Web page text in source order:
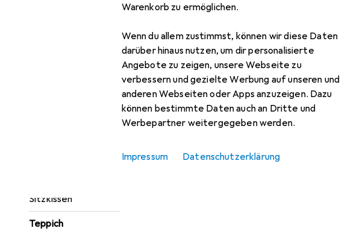
Warenkorb zu ermöglichen.
Wenn du allem zustimmst, können wir diese Daten
darüber hinaus nutzen, um dir personalisierte
Angebote zu zeigen, unsere Webseite zu
verbessern und gezielte Werbung auf unseren und
anderen Webseiten oder Apps anzuzeigen. Dazu
können bestimmte Daten auch an Dritte und
Werbepartner weitergegeben werden.
Impressum Datenschutzerklärung
Sitzkissen
Teppich